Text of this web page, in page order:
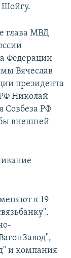
Шойгу.
глава МВД
Федерации
Вячеслав
президента
Николай
Совбеза РФ
внешней
к 19
и компания